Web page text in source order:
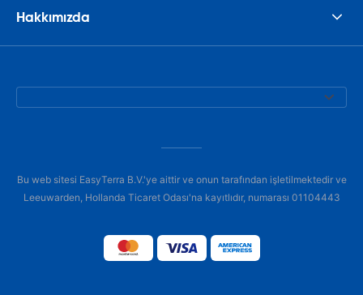
Hakkımızda
Bu web sitesi EasyTerra B.V.'ye aittir ve onun tarafından işletilmektedir ve
Leeuwarden, Hollanda Ticaret Odası'na kayıtlıdır, numarası 01104443